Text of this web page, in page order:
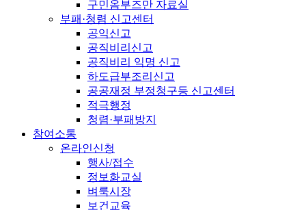
구민옴부즈만 자료실
부패·청렴 신고센터
공익신고
공직비리신고
공직비리 익명 신고
하도급부조리신고
공공재정 부정청구등 신고센터
적극행정
청렴·부패방지
참여소통
온라인신청
행사/접수
정보화교실
벼룩시장
보건교육